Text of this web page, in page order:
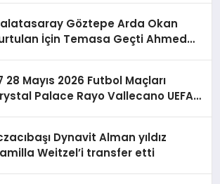
Göztepe Arda Okan
İçin Temasa Geçti Ahmed
28 Mayıs 2026 Futbol Maçları
Palace Rayo Vallecano UEFA
Dynavit Alman yıldız
Weitzel’i transfer etti